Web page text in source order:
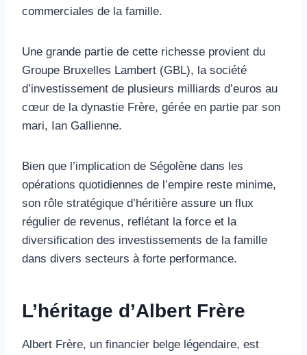
commerciales de la famille.
Une grande partie de cette richesse provient du
Groupe Bruxelles Lambert (GBL), la société
d’investissement de plusieurs milliards d’euros au
cœur de la dynastie Frère, gérée en partie par son
mari, Ian Gallienne.
Bien que l’implication de Ségolène dans les
opérations quotidiennes de l’empire reste minime,
son rôle stratégique d’héritière assure un flux
régulier de revenus, reflétant la force et la
diversification des investissements de la famille
dans divers secteurs à forte performance.
L’héritage d’Albert Frère
Albert Frère, un financier belge légendaire, est